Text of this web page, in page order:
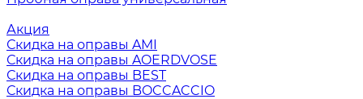
Акция
Скидка на оправы AMI
Скидка на оправы AOERDVOSE
Скидка на оправы BEST
Скидка на оправы BOCCACCIO